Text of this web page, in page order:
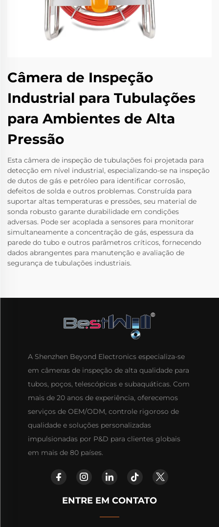
Câmera de Inspeção
Industrial para Tubulações
para Ambientes de Alta
Pressão
Esta câmera de inspeção de tubulações foi projetada para
detecção em nível industrial, especializando-se na inspeção
de dutos de gás e petróleo para identificar corrosão,
defeitos de solda e outros problemas. Construída para
suportar altas temperaturas e pressões, seu material de
sonda robusto garante durabilidade em condições
adversas. Pode ser acoplada a sensores para monitorar
simultaneamente a concentração de gás, espessura da
parede do tubo e outros parâmetros críticos, fornecendo
dados abrangentes para manutenção e avaliação de
segurança de tubulações industriais.
A Shenzhen Beyond Electronics especializa-se
em câmeras de inspeção de alta qualidade para
tubos, poços, telescópicas e subaquáticas. Com
mais de 20 anos de experiência, oferecemos
serviços de OEM/ODM, controle rigoroso de
qualidade e soluções personalizadas
impulsionadas por P&D para clientes globais
em mais de 80 países.
ENTRE EM CONTATO